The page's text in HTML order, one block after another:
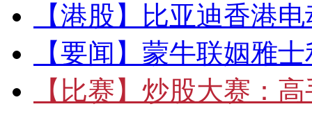
【港股】
比亚迪香港
【要闻】 蒙牛联姻雅
【比赛】 炒股大赛：高